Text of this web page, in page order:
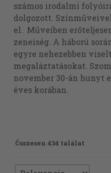
számos irodalmi
dolgozott.
el. Műveiben
zeneiség. A háború
egyre nehezebben
megaláztatásokat.
november 30-án hunyt
éves korában.
Összesen 434 találat